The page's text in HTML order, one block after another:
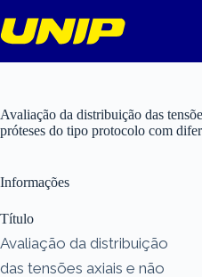
para
o
Avaliação da distribuição das
próteses do tipo protocolo com
Informações
Título
Avaliação da distribuição
das tensões axiais e não